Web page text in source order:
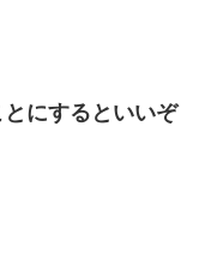
にするといいぞ